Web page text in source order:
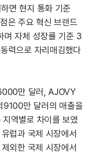
면 현지 통화 기준
은 주요 혁신 브랜드
며 자체 성장률 기준 3
력으로 자리매김했다
만 달러, AJOVY
만 달러의 매출을
역별로 차이를 보였
럽과 국제 시장에서
외한 국제 시장에서